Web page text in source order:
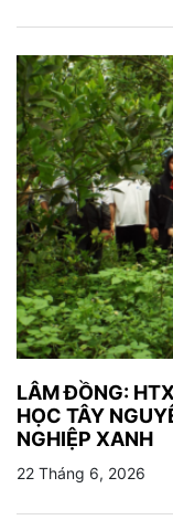
LÂM ĐỒNG:
HỌC TÂY
NGHIỆP XANH
22 Tháng 6, 2026